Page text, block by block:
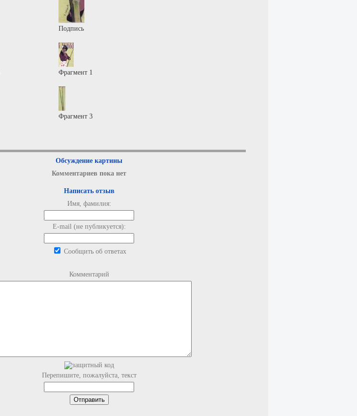
Подпись
Фрагмент 1
Фрагмент 3
Обсуждение картины
Комментариев пока нет
Написать отзыв
Имя, фамилия:
E-mail (не публикуется):
Сообщить об ответах
Комментарий
Перепишите, пожалуйста, текст